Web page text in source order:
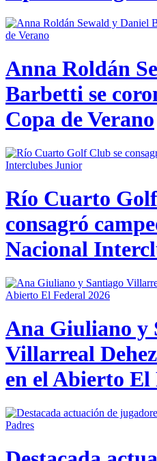
Anna Roldán
Barbetti se
Copa de Verano
Río Cuarto
consagró
Nacional
Ana Giuliano y
Villarreal
en el Abierto El